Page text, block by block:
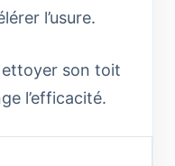
l’usure.
son toit
l’efficacité.